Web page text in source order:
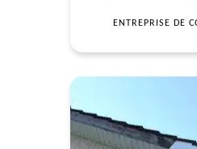
ENTREPRISE DE